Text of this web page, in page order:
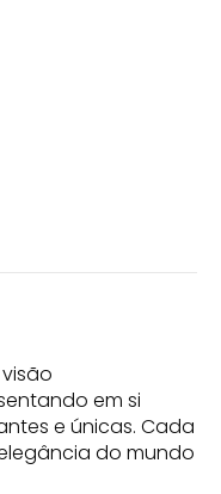
em si
e únicas. Cada
do mundo